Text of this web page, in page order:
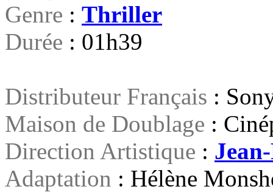
Genre : Thriller
Durée : 01h39
Distributeur Français :
Maison de Doublage :
Direction Artistique :
Adaptation : Hélène